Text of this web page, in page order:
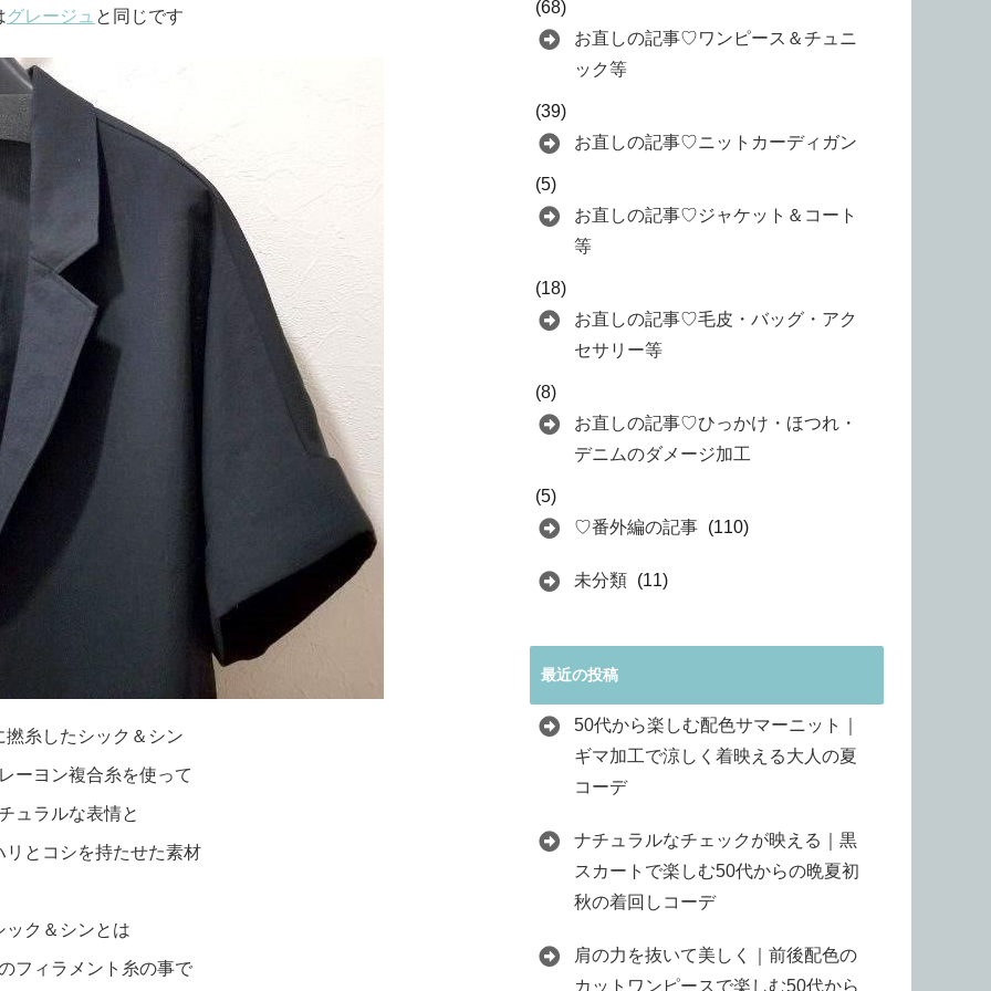
グレージュ と同じです
撚糸したシック＆シン
ーヨン複合糸を使って
ュラルな表情と
リとコシを持たせた素材
ック＆シンとは
フィラメント糸の事で
(68)
お直しの記事♡ワンピース＆チュニ
ック等
(39)
お直しの記事♡ニットカーディガン
(5)
お直しの記事♡ジャケット＆コート
等
(18)
お直しの記事♡毛皮・バッグ・アク
セサリー等
(8)
お直しの記事♡ひっかけ・ほつれ・
デニムのダメージ加工
(5)
♡番外編の記事 (110)
未分類 (11)
最近の投稿
50代から楽しむ配色サマーニット｜
ギマ加工で涼しく着映える大人の夏
コーデ
ナチュラルなチェックが映える｜黒
スカートで楽しむ50代からの晩夏初
秋の着回しコーデ
肩の力を抜いて美しく｜前後配色の
カットワンピースで楽しむ50代から